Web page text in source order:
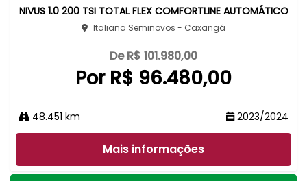
NIVUS 1.0 200 TSI TOTAL FLEX COMFORTLINE AUTOMÁTICO
Italiana Seminovos - Caxangá
De R$ 101.980,00
Por R$ 96.480,00
48.451 km 2023/2024
Mais informações